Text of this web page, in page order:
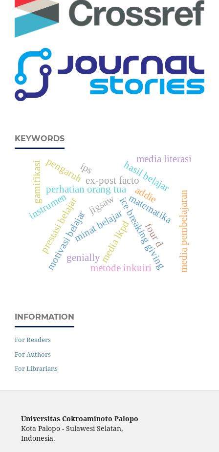
KEYWORDS
motivasi belajar ice breaking giving
perhatian orang tua
minat belajar
prestasi belajar
ex-post facto
instrumen
media lkpd four d
matematika
jigsaw
hasil belajar
pengaruh
media pembelajaran
ips
media literasi
addie
metode inkuiri
gamifikasi
genially
INFORMATION
For Readers
For Authors
For Librarians
Universitas Cokroaminoto Palopo
Kota Palopo - Sulawesi Selatan,
Indonesia.